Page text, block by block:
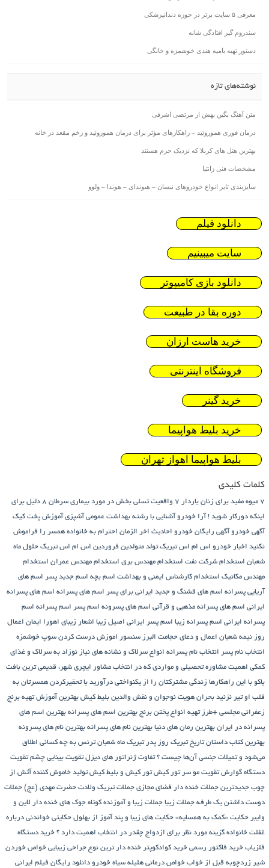
معرفی ۵ سایت برتر در حوزه دندانپزشکی
سندروم گیر افتادگی شانه
دستور تهیه بامیه هندی خوشمزه و خانگی
نوشته‌های تازه
متن آهنگ بگین بهش از مرتضی اشرفی
درمان فوری هموروئید – راهکارهای مؤثر برای درمان هموروئید و زخم مقعد در خانه
بهترین هتل های کربلا که نزدیک حرم هستند
مشخصات فنی زانتیا
سایزبندی تایر انواع خودروهای نیسان – هیوندای – هوندا – ولوو
دانلود فیلم
سایت میبینیم
دانلود بازی کامیپوتر
دوره بقا در طبیعت
خرید هاست ارزان
فروشگاه اینترنتی
خرید گینر
خرید بلیط هواپیما
بلیط هواپیما اهواز تهران
کلمات کلیدی
7 میوه مفید برای زنان باردار 7 واقعیت تسلی بخش در مورد بیماری سرطان
8 دلیل برای
اینکه دورکار شوید ! آرا خودرو آشنایی با رشته بهداشت عمومی آشپزی آموزش پخت کیک
آگهی خودرو آگهی رایگان خودرو احادیث اخر الزمان احترام به خانواده همسر را فراموش
نکنید اخبار خودرو اس ام اس تبریک تولد متولدین فروردین اس ام اس تبریک حلول ماه
شعبان استخدام شرکت نفت استخدام مهندس برق استخدام مهندس عمران استخدام
مهندس مکانیک استخدام کارشناس ایمنی و بهداشت اسم بچه اسم جدید پسر اسم های
آریایی پسرانه اسم های قشنگ و جدید ایرانی برای پسر اسم های پسرانه اسم های پسرانه
ایرانی اسم های پسرانه مذهبی و قرآنی اسم های پسرونه اسم پسر اسم پسرانه اسم
پسرانه ایرانی اسم پسرانه زیبا اسم پسر ایرانی اصیل زیبا اشعار زیبای اهورا ایمان اعمال
روز نیمه شعبان اعمال و دعای حجامت البرز سنسور اموزش درست کردن سوپ خوشمزه
انتخاب نام پسر انتخاب نام پسرانه انواع سرلاک و نشانه های نیاز نوزاد به سرلاک و غذای
کمکی اهمیت مشاوره تحصیلی و مواردی که در انتخاب مشاور ایچری شهر، قدیمی ترین بافت
باکو با این راهکارها زندگی مشترکتان را از یکنواختی درآورید با تحقیرکردن همسرتان به
قلب او تیر نزنید بحران هویت نوجوان و نقش والدین بلیط کیش بهترین آموزش تهیه برنج
زعفرانی مجلسی +طرز تهیه انواع پختن برنج بهترین اسم های پسرانه بهترین اسم های
پسرانه در ایران بهترین رمان های دنیا بهترین نام های پسرانه بهترین نام های پسرونه
بهترین کتاب داستان تاریخ تبریک روز پدر تبریک ماه شعبان ترنس به چه کسانی اطلاق
می‌شود و تمیلات جنسی آن‌ها چیست ؟ تفاوت ژنراتور های دیزل تقویت بینایی چشم تقویت
دستگاه گوارش تقویت مو سر تور کیش تور کیش و بلیط کیش تولید خاموش کننده آتش از
چوب جدیدترین جملات خنده دار فضای مجازی جملات تبریک ولادت حضرت مهدی (عج) جملات
دوست داشتن یک طرفه جملات زیبا جملات زیبا و آموزنده کوتاه جوک های خنده دار لاین و
وایبر حکایت «کمک به همسایه» حکایت های زیبا و پند آموز از بهلول حکایتی خواندنی درباره
غفلت خانواده گزینه مورد نظر برای ازدواج چقدر در انتخاب اهمیت دارد ؟ خرید دستگاه
فلزیاب خرید فاکتور رسمی خرید کوادکوپتر خنده دار ترین نوع جراحی زیبایی خواص خوردن
شیر زردچوبه قبل از خواب خواص درمانی هلیله سیاه خودرو دانلود رایگان فیلم ایرانی